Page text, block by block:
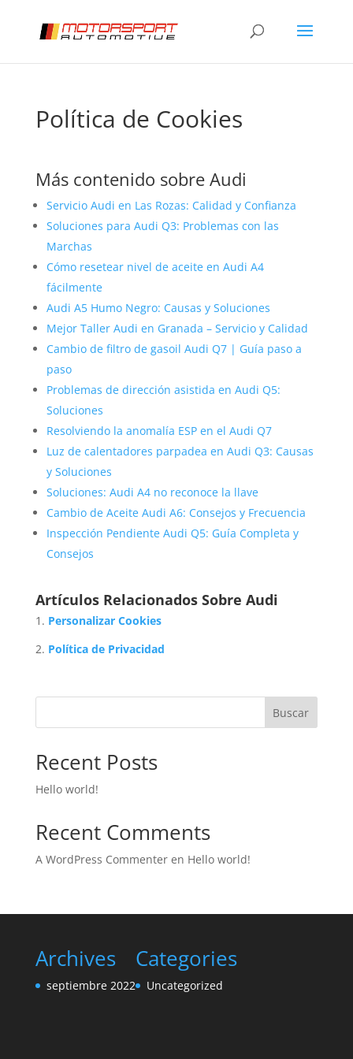
Política de Cookies
Más contenido sobre Audi
Servicio Audi en Las Rozas: Calidad y Confianza
Soluciones para Audi Q3: Problemas con las
Marchas
Cómo resetear nivel de aceite en Audi A4
fácilmente
Audi A5 Humo Negro: Causas y Soluciones
Mejor Taller Audi en Granada – Servicio y Calidad
Cambio de filtro de gasoil Audi Q7 | Guía paso a
paso
Problemas de dirección asistida en Audi Q5:
Soluciones
Resolviendo la anomalía ESP en el Audi Q7
Luz de calentadores parpadea en Audi Q3: Causas
y Soluciones
Soluciones: Audi A4 no reconoce la llave
Cambio de Aceite Audi A6: Consejos y Frecuencia
Inspección Pendiente Audi Q5: Guía Completa y
Consejos
Artículos Relacionados Sobre Audi
Personalizar Cookies
Política de Privacidad
Buscar
Recent Posts
Hello world!
Recent Comments
A WordPress Commenteren Hello world!
Archives
septiembre 2022
Categories
Uncategorized